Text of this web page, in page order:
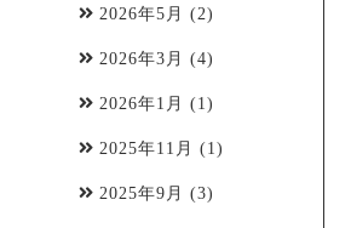
2026年5月 (2)
2026年3月 (4)
2026年1月 (1)
2025年11月 (1)
2025年9月 (3)